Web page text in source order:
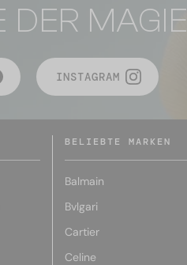
DER MAGIE
INSTAGRAM
BELIEBTE MARKEN
Balmain
Bvlgari
Cartier
Celine